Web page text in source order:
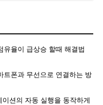
유율이 급상승 할때 해결법
트폰과 무선으로 연결하는 방
션의 자동 실행을 동작하게